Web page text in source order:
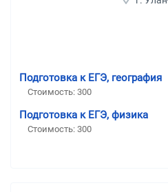
Подготовка к ЕГЭ, география
Стоимость: 300
Подготовка к ЕГЭ, физика
Стоимость: 300